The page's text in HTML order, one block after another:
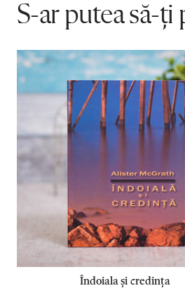
S-ar putea să-ți
Îndoiala și credința